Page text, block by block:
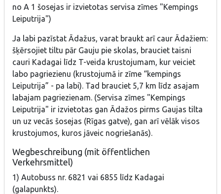
no A 1 šosejas ir izvietotas servisa zīmes "Kempings
Leiputrija")
Ja labi pazīstat Ādažus, varat braukt arī caur Ādažiem:
šķērsojiet tiltu pār Gauju pie skolas, brauciet taisni
cauri Kadagai līdz T-veida krustojumam, kur veiciet
labo pagriezienu (krustojumā ir zīme “kempings
Leiputrija” - pa labi). Tad brauciet 5,7 km līdz asajam
labajam pagriezienam. (Servisa zīmes "Kempings
Leiputrija" ir izvietotas gan Ādažos pirms Gaujas tilta
un uz vecās šosejas (Rīgas gatve), gan arī vēlāk visos
krustojumos, kuros jāveic nogriešanās).
Wegbeschreibung (mit öffentlichen
Verkehrsmittel)
1) Autobuss nr. 6821 vai 6855 līdz Kadagai
(galapunkts).